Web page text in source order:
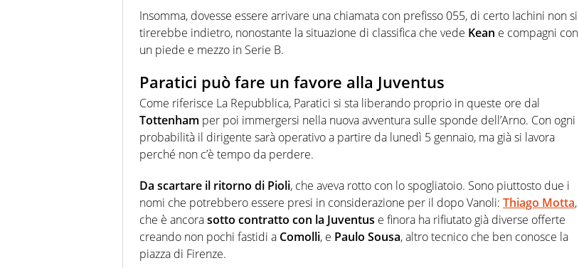
Insomma, dovesse essere arrivare una chiamata con prefisso 055, di certo Iachini non si
tirerebbe indietro, nonostante la situazione di classifica che vede Kean e compagni con
un piede e mezzo in Serie B.
Paratici può fare un favore alla Juventus
Come riferisce La Repubblica, Paratici si sta liberando proprio in queste ore dal
Tottenham per poi immergersi nella nuova avventura sulle sponde dell’Arno. Con ogni
probabilità il dirigente sarà operativo a partire da lunedì 5 gennaio, ma già si lavora
perché non c’è tempo da perdere.
Da scartare il ritorno di Pioli, che aveva rotto con lo spogliatoio. Sono piuttosto due i
nomi che potrebbero essere presi in considerazione per il dopo Vanoli: Thiago Motta,
che è ancorasotto contratto con la Juventus e finora ha rifiutato già diverse offerte
creando non pochi fastidi a Comolli, e Paulo Sousa, altro tecnico che ben conosce la
piazza di Firenze.